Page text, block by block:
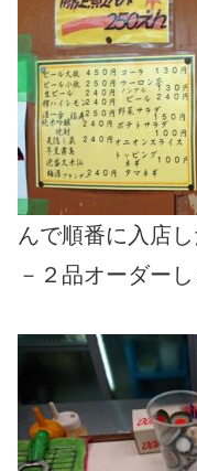
んで順番に入店
－２品オーダーし